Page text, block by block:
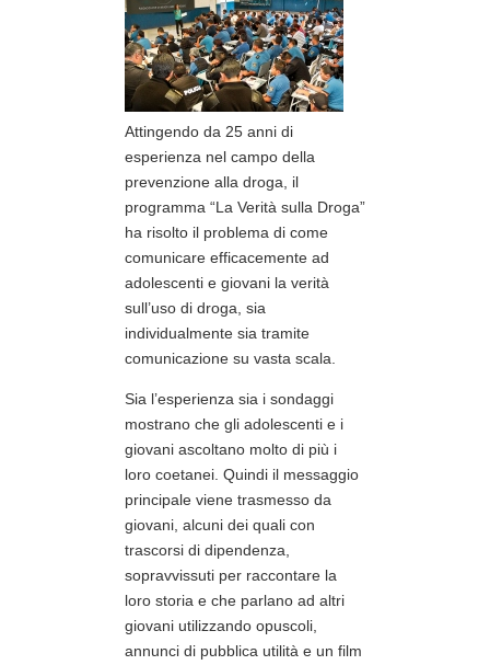
Attingendo da 25 anni di
esperienza nel campo della
prevenzione alla droga, il
programma “La Verità sulla Droga”
ha risolto il problema di come
comunicare efficacemente ad
adolescenti e giovani la verità
sull’uso di droga, sia
individualmente sia tramite
comunicazione su vasta scala.
Sia l’esperienza sia i sondaggi
mostrano che gli adolescenti e i
giovani ascoltano molto di più i
loro coetanei. Quindi il messaggio
principale viene trasmesso da
giovani, alcuni dei quali con
trascorsi di dipendenza,
sopravvissuti per raccontare la
loro storia e che parlano ad altri
giovani utilizzando opuscoli,
annunci di pubblica utilità e un film